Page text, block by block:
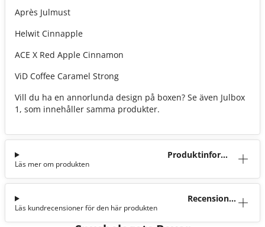
Après Julmust
Helwit Cinnapple
ACE X Red Apple Cinnamon
ViD Coffee Caramel Strong
Vill du ha en annorlunda design på boxen? Se även Julbox
1, som innehåller samma produkter.
Produktinforma
Läs mer om produkten
Recensioner
Läs kundrecensioner för den här produkten